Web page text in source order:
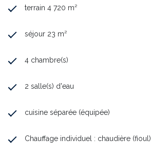
terrain 4 720 m²
séjour 23 m²
4 chambre(s)
2 salle(s) d'eau
cuisine séparée (équipée)
Chauffage individuel : chaudière (fioul)